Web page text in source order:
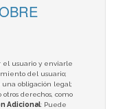
el usuario y enviarle
del usuario;
una obligación legal;
derechos, como
Adicional: Puede